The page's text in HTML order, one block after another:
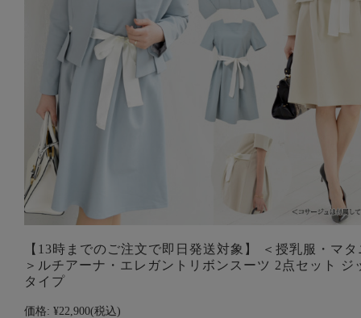
【13時までのご注文で即日発送対象】 ＜授乳服・マ
＞ルチアーナ・エレガントリボンスーツ 2点セット ジ
タイプ
価格: ¥22,900(税込)